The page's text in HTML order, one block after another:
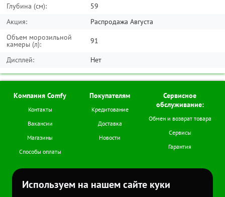
Глубина (см):
59
Акция:
Распродажа Августа
Объем морозильной
камеры (л): 91
Дисплей: Нет
Компания Comfy
Контакты
Вакансии
Магазины
Способы оплаты
Покупателям
Кредитование
Доставка
Новости
Сервисное
обслуживание:
Обмен и возврат товара
Сервисы
Гарантия
Используем на нашем сайте куки